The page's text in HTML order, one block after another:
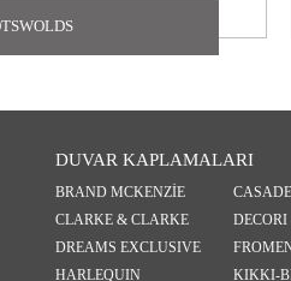
DUVAR KAPLAMALARI
BRAND MCKENZİE
CLARKE & CLARKE
DREAMS EXCLUSIVE
HARLEQUIN
KIKKI-